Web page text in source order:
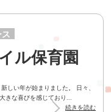
ル保育園
しい年が始まりました。 日々、
きな喜びを感じており...
続きを読む